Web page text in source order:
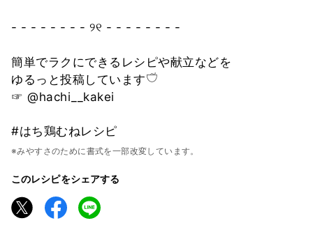
- - - - - - - - ୨୧ - - - - - - - -
簡単でラクにできるレシピや献立などを
ゆるっと投稿しています𓎩
☞ @hachi__kakei
#はち鶏むねレシピ
※みやすさのために書式を一部改変しています。
このレシピをシェアする